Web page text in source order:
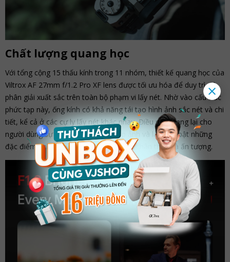
Chất lượng quang học
Với tổng cộng 15 thấu kính trong 11 nhóm, thiết kế quang học của
Viltrox AF 27mm f/1.2 Pro XF lens được tối ưu hóa để duy trì độ
phân giải xuất sắc trên toàn bộ phạm vi lấy nét. Nhờ vào cấu trúc
phức tạp này, ống kính có khả năng tái tạo hình ảnh sắc nét và chi
tiết, kể cả ở các cự ly lấy nét khác nhau. Điều này mang lại cho
người dùng sự tự tin trong việc chụp ảnh và làm nổi bật những
đặc điểm tinh tế của chủ thể một cách chân thực và ấn tượng.